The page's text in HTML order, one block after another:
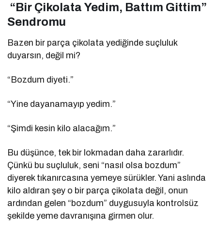
“Bir Çikolata Yedim, Battım Gittim”
Sendromu
Bazen bir parça çikolata yediğinde suçluluk
duyarsın, değil mi?
“Bozdum diyeti.”
“Yine dayanamayıp yedim.”
“Şimdi kesin kilo alacağım.”
Bu düşünce, tek bir lokmadan daha zararlıdır.
Çünkü bu suçluluk, seni “nasıl olsa bozdum”
diyerek tıkanırcasına yemeye sürükler. Yani aslında
kilo aldıran şey o bir parça çikolata değil, onun
ardından gelen “bozdum” duygusuyla kontrolsüz
şekilde yeme davranışına girmen olur.